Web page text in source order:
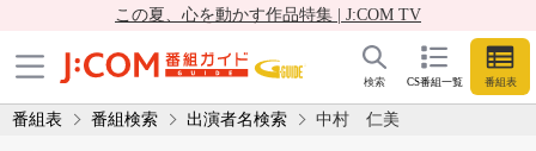
この夏、心を動かす作品特集 | J:COM TV
CS番組一覧 番組表
検索
番組表 番組検索 出演者名検索 中村 仁美